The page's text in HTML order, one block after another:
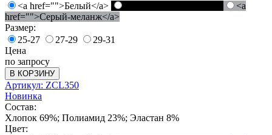
<a href="">Белый</a>
<a
href="">Серый-меланж</a>
Размер:
25-27
27-29
29-31
Цена
по запросу
В КОРЗИНУ
Артикул: ZCL350
Новинка
Состав:
Хлопок 69%; Полиамид 23%; Эластан 8%
Цвет: